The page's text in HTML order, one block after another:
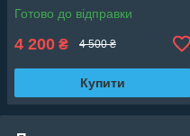
Готово до відправки
4 200 ₴ 4 500 ₴
Купити